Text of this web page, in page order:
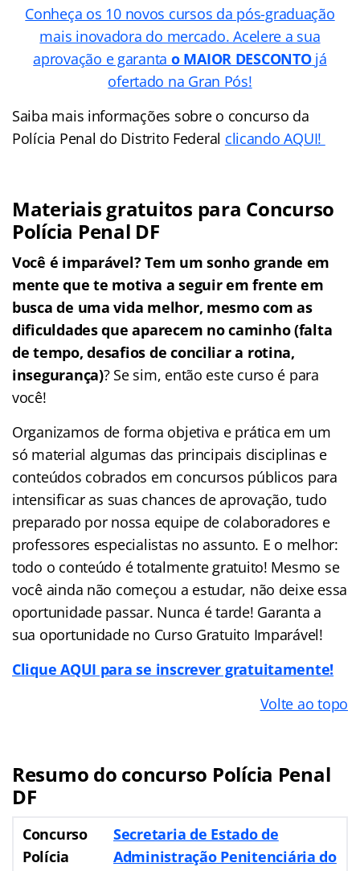
Conheça os 10 novos cursos da pós-graduação
mais inovadora do mercado. Acelere a sua
aprovação e garanta o MAIOR DESCONTOjá
ofertado na Gran Pós!
Saiba mais informações sobre o concurso da
Polícia Penal do Distrito Federal clicando AQUI!
Materiais gratuitos para Concurso
Polícia Penal DF
Você é imparável? Tem um sonho grande em
mente que te motiva a seguir em frente em
busca de uma vida melhor, mesmo com as
dificuldades que aparecem no caminho (falta
de tempo, desafios de conciliar a rotina,
insegurança)? Se sim, então este curso é para
você!
Organizamos de forma objetiva e prática em um
só material algumas das principais disciplinas e
conteúdos cobrados em concursos públicos para
intensificar as suas chances de aprovação, tudo
preparado por nossa equipe de colaboradores e
professores especialistas no assunto. E o melhor:
todo o conteúdo é totalmente gratuito! Mesmo se
você ainda não começou a estudar, não deixe essa
oportunidade passar. Nunca é tarde! Garanta a
sua oportunidade no Curso Gratuito Imparável!
Clique AQUI para se inscrever gratuitamente!
Volte ao topo
Resumo do concurso Polícia Penal
DF
Concurso
Polícia
Secretaria de Estado de
Administração Penitenciária do